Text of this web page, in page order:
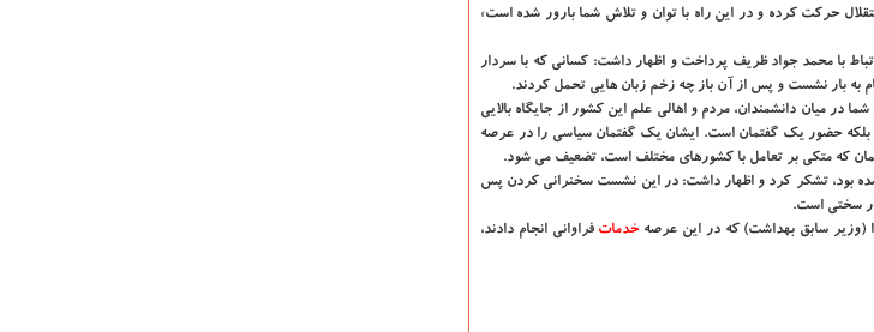
حركت كرده و در این راه با توان و تلاش شما بارور شده است»
با محمد جواد ظریف پرداخت و اظهار داشت: كسانی كه با سردار
به بار نشست و پس از آن باز چه زخم زبان هایی تحمل كردند.
میان دانشمندان، مردم و اهالی علم این كشور از جایگاه بالایی
حضور یك گفتمان است. ایشان یك گفتمان سیاسی را در عرصه
كه متكی بر تعامل با كشورهای مختلف است، تضعیف می شود.
شده بود، تشكر كرد و اظهار داشت: در این نشست سخنرانی كردن پس
سختی است.
(وزیر سابق بهداشت) كه در این عرصه خدمات فراوانی انجام دادند،